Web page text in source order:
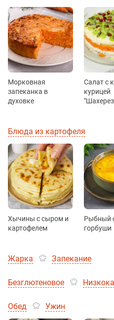
Морковная
запеканка в
духовке
Салат с
курицей
Блюда из картофеля
Хычины с сыром и
картофелем
Рыбный
горбуши
Жарка Запекание
Безглютеновое
Обед Ужин